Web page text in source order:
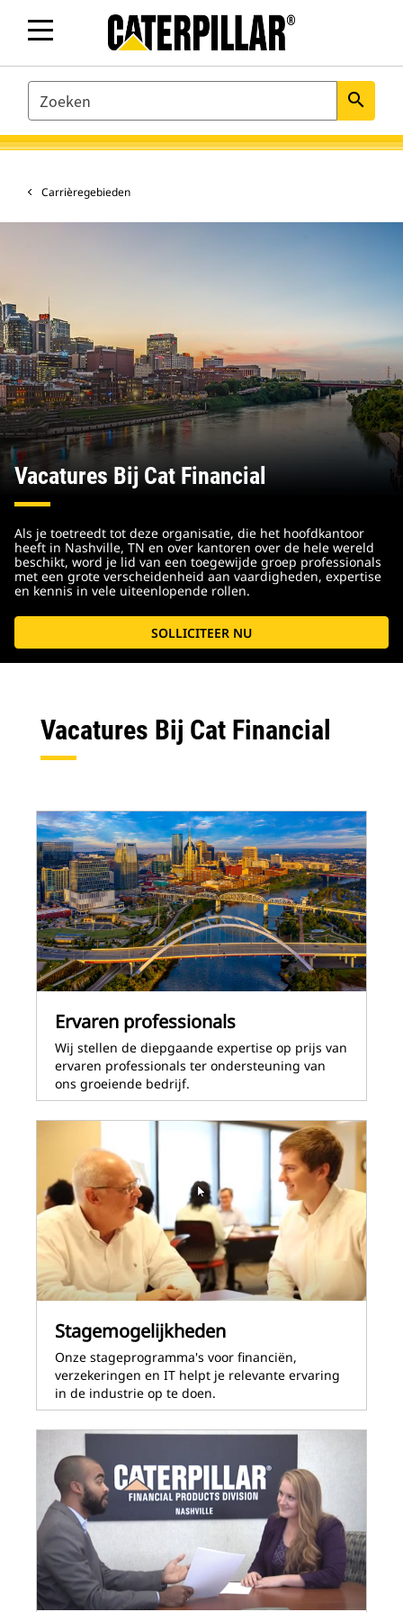
SEARCH search
Carrièregebieden
Vacatures Bij Cat Financial
Als je toetreedt tot deze organisatie, die het hoofdkantoor
heeft in Nashville, TN en over kantoren over de hele wereld
beschikt, word je lid van een toegewijde groep professionals
met een grote verscheidenheid aan vaardigheden, expertise
en kennis in vele uiteenlopende rollen.
SOLLICITEER NU
Vacatures Bij Cat Financial
Ervaren professionals
Wij stellen de diepgaande expertise op prijs van
ervaren professionals ter ondersteuning van
ons groeiende bedrijf.
Stagemogelijkheden
Onze stageprogramma's voor financiën,
verzekeringen en IT helpt je relevante ervaring
in de industrie op te doen.